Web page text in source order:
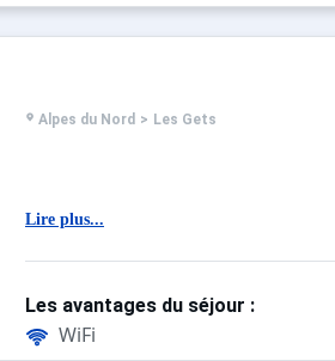
Alpes du Nord > Les Gets
Lire plus...
Les avantages du séjour :
WiFi